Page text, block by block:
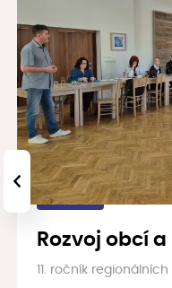
Rozvoj obcí
11. ročník
‹